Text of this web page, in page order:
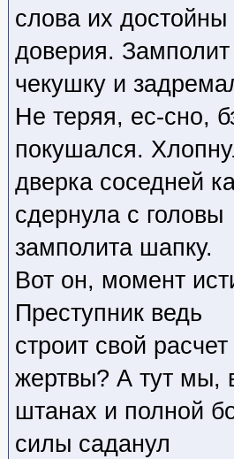
слова их достойны
доверия.
чекушку и
Не теряя, ес-сно,
покушался.
дверка соседней
сдернула с головы
замполита шапку.
Вот он, момент
Преступник ведь
строит свой
жертвы? А тут мы,
штанах и полной
силы саданул